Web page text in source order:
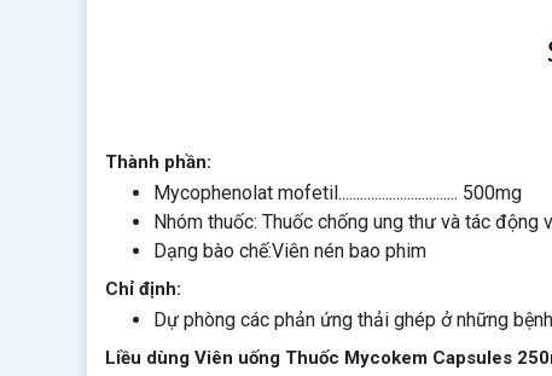
Thành phần:
Mycophenolat mofetil................................. 500mg
Nhóm thuốc: Thuốc chống ung thư và tác động
Dạng bào chế:Viên nén bao phim
Chỉ định:
Dự phòng các phản ứng thải ghép ở những
Liều dùng Viên uống Thuốc Mycokem Capsules